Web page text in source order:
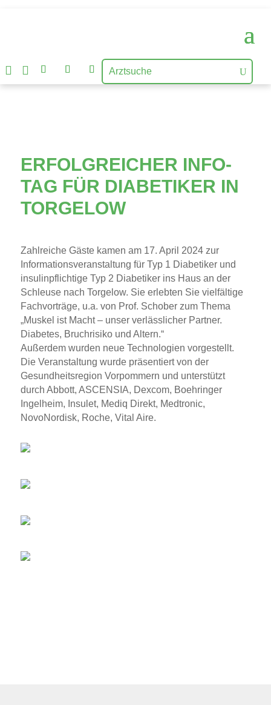
 
ERFOLGREICHER INFO-
TAG FÜR DIABETIKER IN
TORGELOW
Zahlreiche Gäste kamen am 17. April 2024 zur
Informationsveranstaltung für Typ 1 Diabetiker und
insulinpflichtige Typ 2 Diabetiker ins Haus an der
Schleuse nach Torgelow. Sie erlebten Sie vielfältige
Fachvorträge, u.a. von Prof. Schober zum Thema
„Muskel ist Macht – unser verlässlicher Partner.
Diabetes, Bruchrisiko und Altern.“
Außerdem wurden neue Technologien vorgestellt.
Die Veranstaltung wurde präsentiert von der
Gesundheitsregion Vorpommern und unterstützt
durch Abbott, ASCENSIA, Dexcom, Boehringer
Ingelheim, Insulet, Mediq Direkt, Medtronic,
NovoNordisk, Roche, Vital Aire.